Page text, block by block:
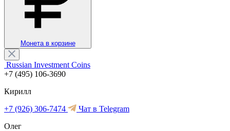
Монета в корзине
Russian Investment Coins
+7 (495) 106-3690
Кирилл
+7 (926) 306-7474
Чат в Telegram
Олег